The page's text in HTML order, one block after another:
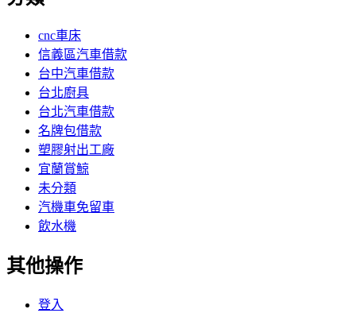
cnc車床
信義區汽車借款
台中汽車借款
台北廚具
台北汽車借款
名牌包借款
塑膠射出工廠
宜蘭賞鯨
未分類
汽機車免留車
飲水機
其他操作
登入